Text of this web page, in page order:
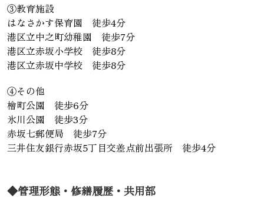
③教育施設
はなさかす保育園 徒歩4分
港区立中之町幼稚園 徒歩7分
港区立赤坂小学校 徒歩8分
港区立赤坂中学校 徒歩8分
④その他
檜町公園 徒歩6分
氷川公園 徒歩3分
赤坂七郵便局 徒歩7分
三井住友銀行赤坂5丁目交差点前出張所 徒歩4分
◆管理形態・修繕履歴・共用部